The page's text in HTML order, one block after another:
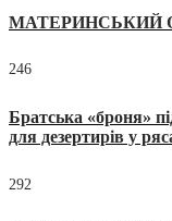
МАТЕРИНСЬКИЙ
246
Братська «броня»
для дезертирів у
292